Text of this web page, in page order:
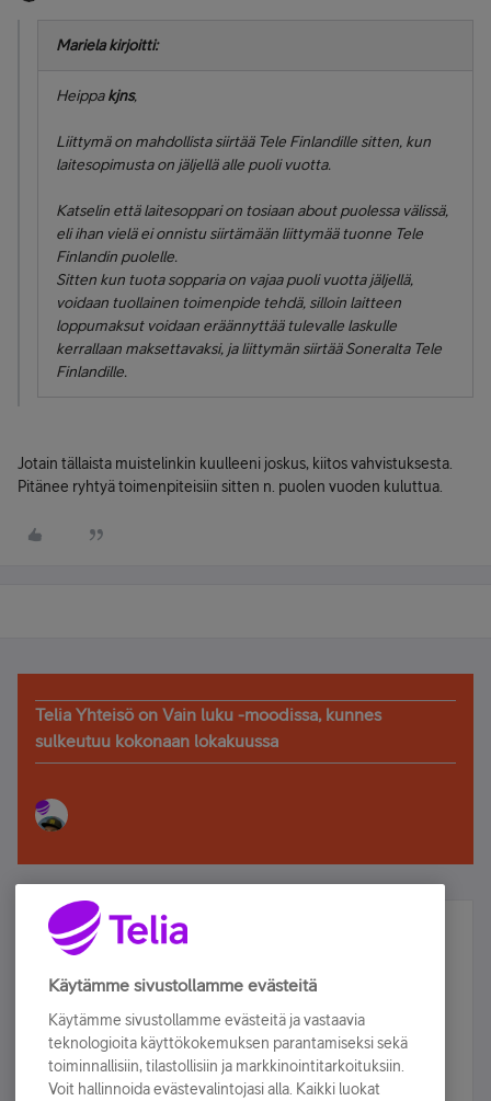
Mariela kirjoitti:
Heippakjns,
Liittymä on mahdollista siirtää Tele Finlandille sitten, kun
laitesopimusta on jäljellä alle puoli vuotta.
Katselin että laitesoppari on tosiaan about puolessa välissä,
eli ihan vielä ei onnistu siirtämään liittymää tuonne Tele
Finlandin puolelle.
Sitten kun tuota sopparia on vajaa puoli vuotta jäljellä,
voidaan tuollainen toimenpide tehdä, silloin laitteen
loppumaksut voidaan eräännyttää tulevalle laskulle
kerrallaan maksettavaksi, ja liittymän siirtää Soneralta Tele
Finlandille.
Jotain tällaista muistelinkin kuulleeni joskus, kiitos vahvistuksesta.
Pitänee ryhtyä toimenpiteisiin sitten n. puolen vuoden kuluttua.
Telia Yhteisö on Vain luku -moodissa, kunnes
sulkeutuu kokonaan lokakuussa
Älä jää paitsi – osallistu ja voita!
Tilaa Telian uutiskirje ja olet mukana arvonnassa.
sähköpostiisi.
Tilaa nyt
Käytämme sivustollamme evästeitä
Käytämme sivustollamme evästeitä ja vastaavia
teknologioita käyttökokemuksen parantamiseksi sekä
toiminnallisiin, tilastollisiin ja markkinointitarkoituksiin.
Voit hallinnoida evästevalintojasi alla. Kaikki luokat